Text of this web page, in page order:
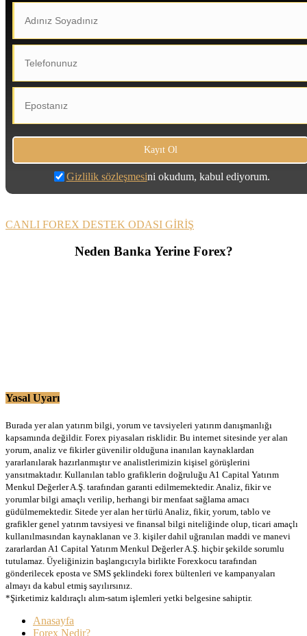
Gizlilik sözleşmesini okudum, kabul ediyorum.
CANLI FOREX DESTEK ODASI GİRİŞ
Neden Banka Yerine Forex?
Yasal Uyarı
Burada yer alan yatırım bilgi, yorum ve tavsiyeleri yatırım danışmanlığı
kapsamında değildir. Forex piyasaları risklidir. Bu internet sitesinde yer alan
yorum, analiz ve fikirler güvenilir olduğuna inanılan kaynaklardan
yararlanılarak hazırlanmıştır ve analistlerimizin kişisel görüşlerini
yansıtmaktadır. Kullanılan tablo grafiklerin doğruluğu A1 Capital Yatırım
Menkul Değerler A.Ş. tarafından garanti edilmemektedir. Analiz, fikir ve
yorumlar bilgi amaçlı verilip, herhangi bir menfaat sağlama amacı
güdülmemektedir. Sitede yer alan her türlü Analiz, fikir, yorum, tablo ve
grafikler genel yatırım tavsiyesi ve finansal bilgi niteliğinde olup, ticari amaçlı
kullanılmasından kaynaklanan ve 3. kişiler dahil uğranılan maddi ve manevi
zararlardan A1 Capital Yatırım Menkul Değerler A.Ş. hiçbir şekilde sorumlu
tutulamaz. Üyeliğinizin başlangıcıyla birlikte Forexkocu tarafından
gönderilecek eposta ve SMS şeklindeki forex bültenleri ve kampanyaları
almayı da kabul etmiş sayılırsınız.
*Şirketimiz kaldıraçlı alım-satım işlemleri yetki belgesine sahiptir.
Anasayfa
Forex Nedir?